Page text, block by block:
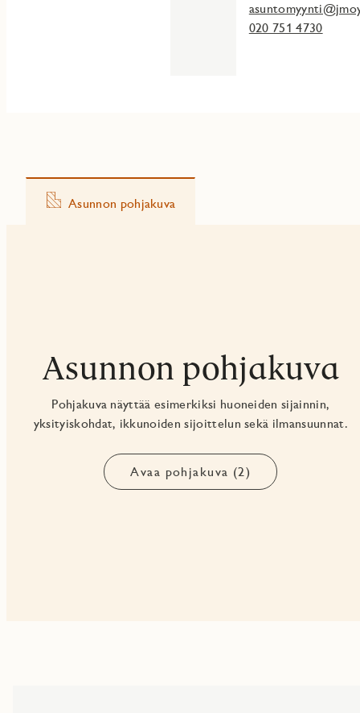
020 751 4730
Asunnon pohjakuva
Asunnon pohjakuva
Pohjakuva näyttää esimerkiksi huoneiden sijainnin,
yksityiskohdat, ikkunoiden sijoittelun sekä ilmansuunnat.
Avaa pohjakuva (2)